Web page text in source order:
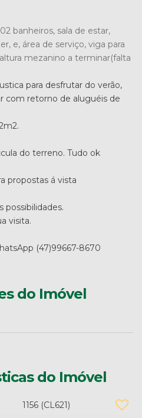
banheiros, sala de estar,
e, área de serviço, viga para
mezanino a terminar(falta
para desfrutar do verão,
com retorno de aluguéis de
do terreno. Tudo ok
propostas á vista
possibilidades.
visita.
(47)99667-8670
do Imóvel
do Imóvel
1156 (CL621)